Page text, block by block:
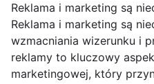
Reklama i marketing są
Reklama i marketing są
wzmacniania wizerunku i
reklamy to kluczowy
marketingowej, który